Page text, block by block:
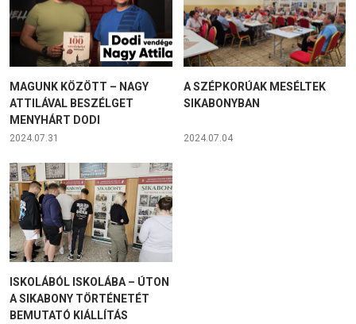
MAGUNK KÖZÖTT – NAGY
ATTILÁVAL BESZÉLGET
MENYHÁRT DODI
2024.07.31
A SZÉPKORÚAK MESÉLTEK
SIKABONYBAN
2024.07.04
ISKOLÁBÓL ISKOLÁBA – ÚTON
A SIKABONY TÖRTÉNETÉT
BEMUTATÓ KIÁLLÍTÁS